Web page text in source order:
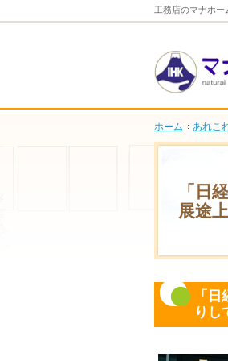
「日
展途
工務店のマナホ
「
りし
ホーム あれこ